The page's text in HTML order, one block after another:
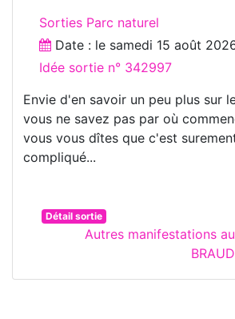
Sorties Parc naturel
Date : le samedi 15 août
Idée sortie n° 342997
Envie d'en savoir un peu plus sur
vous ne savez pas par où
vous vous dîtes que c'est
compliqué...
Détail sortie
Autres manifestations